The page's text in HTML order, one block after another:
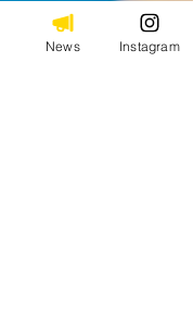
News Instagram